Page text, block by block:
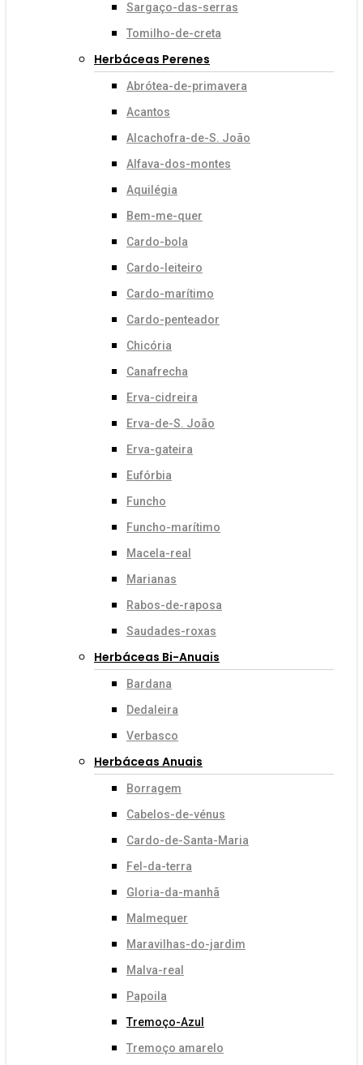
Sargaço-das-serras
Tomilho-de-creta
Herbáceas Perenes
Abrótea-de-primavera
Acantos
Alcachofra-de-S. João
Alfava-dos-montes
Aquilégia
Bem-me-quer
Cardo-bola
Cardo-leiteiro
Cardo-marítimo
Cardo-penteador
Chicória
Canafrecha
Erva-cidreira
Erva-de-S. João
Erva-gateira
Eufórbia
Funcho
Funcho-marítimo
Macela-real
Marianas
Rabos-de-raposa
Saudades-roxas
Herbáceas Bi-Anuais
Bardana
Dedaleira
Verbasco
Herbáceas Anuais
Borragem
Cabelos-de-vénus
Cardo-de-Santa-Maria
Fel-da-terra
Gloria-da-manhã
Malmequer
Maravilhas-do-jardim
Malva-real
Papoila
Tremoço-Azul
Tremoço amarelo